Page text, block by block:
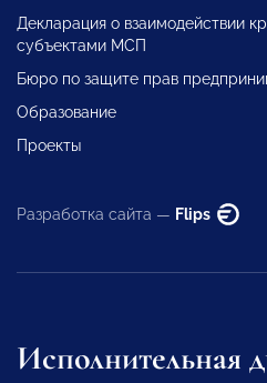
Декларация о взаимодействии
субъектами МСП
Бюро по защите прав
Образование
Проекты
Разработка сайта — Flips
Исполнительная